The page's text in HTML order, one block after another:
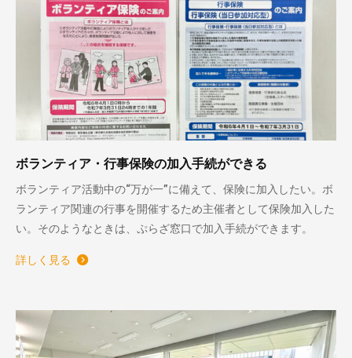
ボランティア・行事保険の加入手続ができる
ボランティア活動中の“万が一”に備えて、保険に加入したい。ボ
ランティア関連の行事を開催するため主催者として保険加入した
い。そのようなときは、ぷらざ窓口で加入手続ができます。
詳しく見る